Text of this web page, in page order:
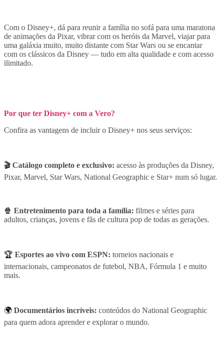
Com o Disney+, dá para reunir a família no sofá para uma maratona
de animações da Pixar, vibrar com os heróis da Marvel, viajar para
uma galáxia muito, muito distante com Star Wars ou se encantar
com os clássicos da Disney — tudo em alta qualidade e com acesso
ilimitado.
Por que ter Disney+ com a Vero?
Confira as vantagens de incluir o Disney+ nos seus serviços:
🎬 Catálogo completo e exclusivo: acesso às produções da Disney,
Pixar, Marvel, Star Wars, National Geographic e Star+ num só lugar.
🍿 Entretenimento para toda a família: filmes e séries para
adultos, crianças, jovens e fãs de cultura pop de todas as gerações.
🏆 Esportes ao vivo com ESPN: torneios nacionais e
internacionais, campeonatos de futebol, NBA, Fórmula 1 e muito
mais.
🌍 Documentários incríveis: conteúdos do National Geographic
para quem adora aprender e explorar o mundo.